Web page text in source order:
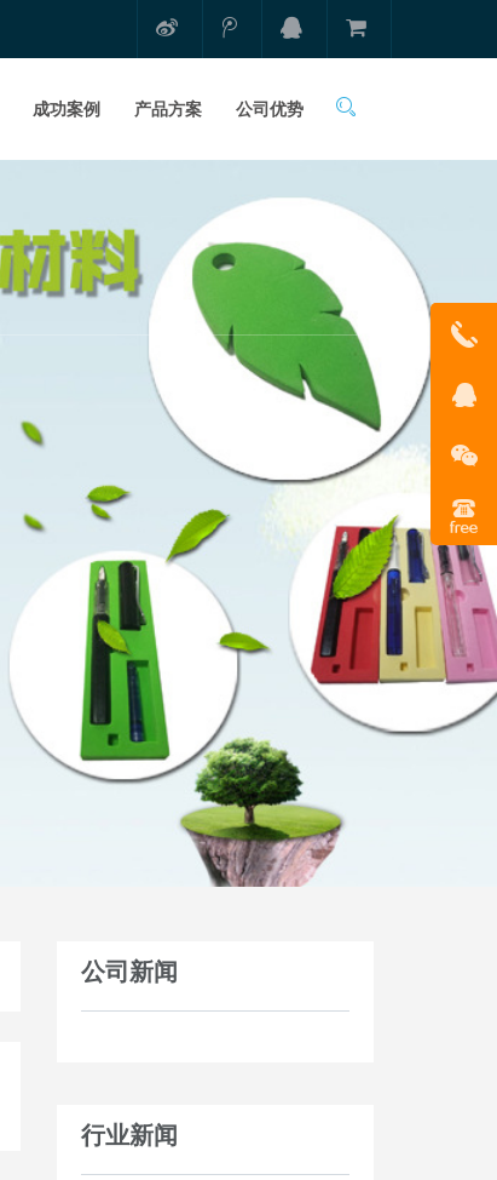
成功案例 产品方案 公司优势
公司新闻
行业新闻
在线客服